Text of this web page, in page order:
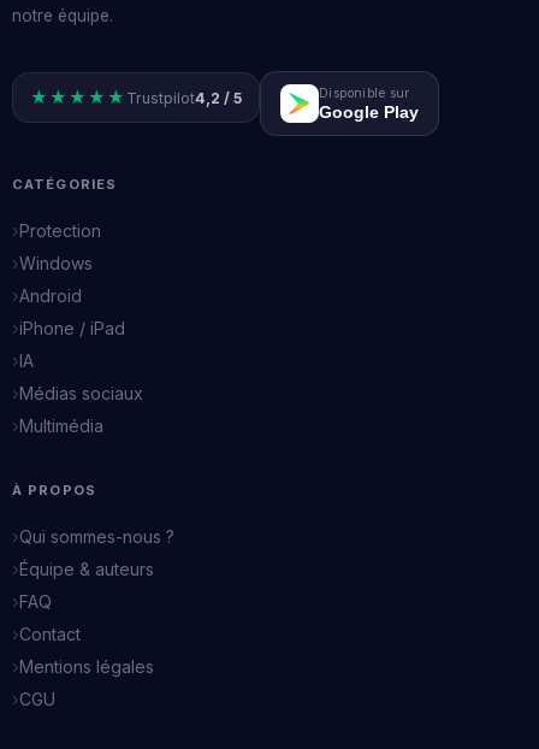
notre équipe.
★★★★★ Trustpilot4,2 / 5 Disponible sur
Google Play
CATÉGORIES
Protection
Windows
Android
iPhone / iPad
IA
Médias sociaux
Multimédia
À PROPOS
Qui sommes-nous ?
Équipe & auteurs
FAQ
Contact
Mentions légales
CGU